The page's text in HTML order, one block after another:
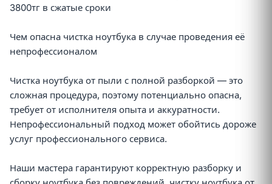
3800тг в сжатые сроки
Чем опасна чистка ноутбука в случае проведения её
непрофессионалом
Чистка ноутбука от пыли с полной разборкой — это
сложная процедура, поэтому потенциально опасна,
требует от исполнителя опыта и аккуратности.
Непрофессиональный подход может обойтись дороже
услуг профессионального сервиса.
Наши мастера гарантируют корректную разборку и